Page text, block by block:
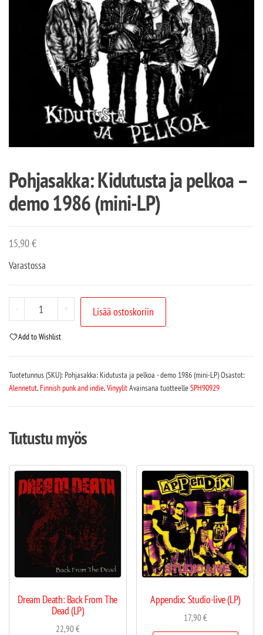
Pohjasakka: Kidutusta ja pelkoa –
demo 1986 (mini-LP)
15,90€
Varastossa
- + Lisää ostoskoriin
Add to Wishlist
Tuotetunnus (SKU): Pohjasakka: Kidutusta ja pelkoa - demo 1986 (mini-LP)Osastot:
Alennetut,Finnish punk and indie,VinyylitAvainsana tuotteelleSPH90929
Tutustu myös
Dream Death: Back From The
Dead (LP)
22,90€
Appendix: Studio-live (LP)
17,90€